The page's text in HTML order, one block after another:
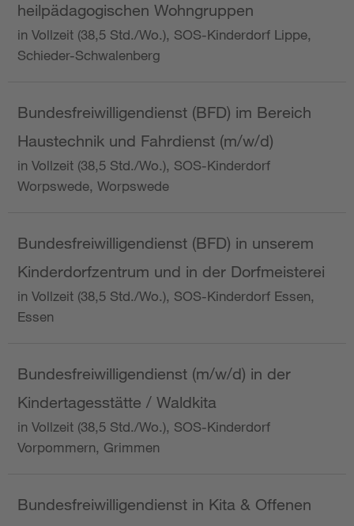
heilpädagogischen Wohngruppen
in Vollzeit (38,5 Std./Wo.), SOS-Kinderdorf Lippe,
Schieder-Schwalenberg
Bundesfreiwilligendienst (BFD) im Bereich
Haustechnik und Fahrdienst (m/w/d)
in Vollzeit (38,5 Std./Wo.), SOS-Kinderdorf
Worpswede, Worpswede
Bundesfreiwilligendienst (BFD) in unserem
Kinderdorfzentrum und in der Dorfmeisterei
in Vollzeit (38,5 Std./Wo.), SOS-Kinderdorf Essen,
Essen
Bundesfreiwilligendienst (m/w/d) in der
Kindertagesstätte / Waldkita
in Vollzeit (38,5 Std./Wo.), SOS-Kinderdorf
Vorpommern, Grimmen
Bundesfreiwilligendienst in Kita & Offenen